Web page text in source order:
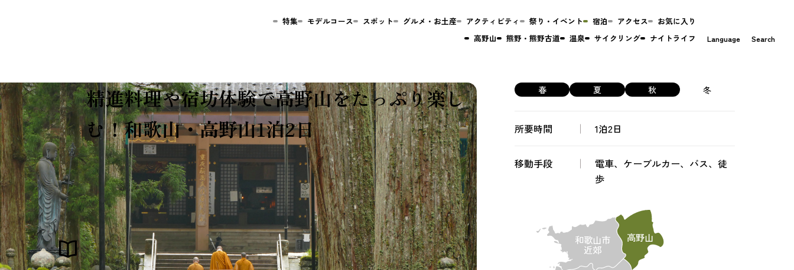
精進料理や宿坊体験で高野山をたっぷり楽し
む！和歌山・高野山1泊2日
春 夏 秋 冬
所要時間 1泊2日
移動手段
電車、ケーブルカー、バス、徒
歩
和歌山市
近郊
高野山
特集 モデルコース スポット グルメ・お土産 アクティビティ 祭り・イベント 宿泊 アクセス
お気に入り
高野山
熊野・熊野古道 温泉 サイクリング ナイトライフ Search
Language